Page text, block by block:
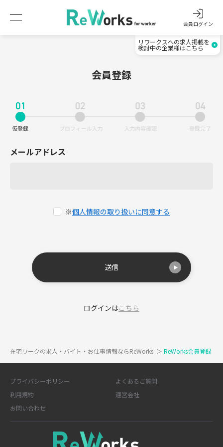
会員ログイン
リワークスへの求人掲載を
検討中の企業様はこちら
会員登録
メールアドレス
※個人情報の取り扱いに同意する
送信
ログインはこちら
在宅ワークの求人・バイト・お仕事情報ならReWorks ＞ ReWorks会員登録
プライバシーポリシー
よくあるご質問
利用規約
運営会社
お問い合わせ